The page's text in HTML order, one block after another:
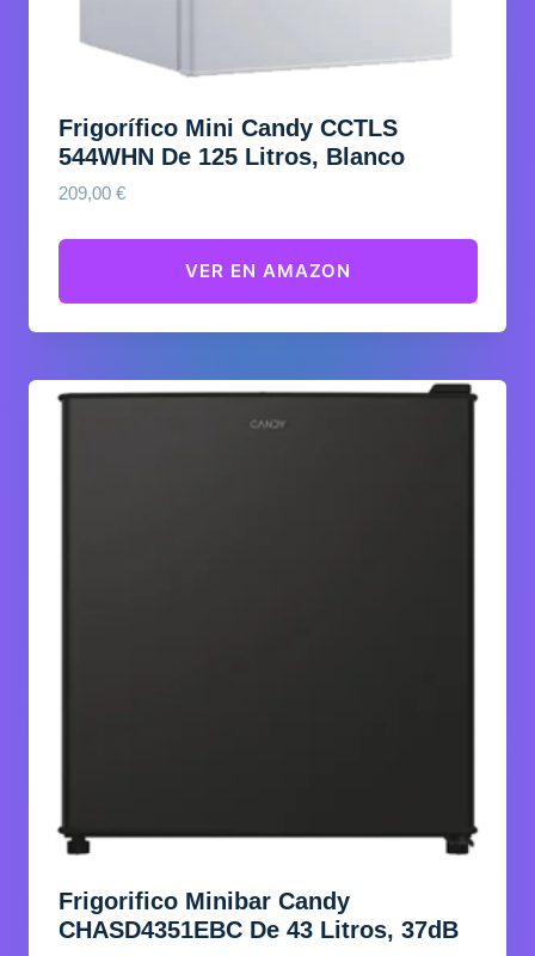
Frigorífico Mini Candy CCTLS
544WHN De 125 Litros, Blanco
209,00 €
VER EN AMAZON
Frigorifico Minibar Candy
CHASD4351EBC De 43 Litros, 37dB